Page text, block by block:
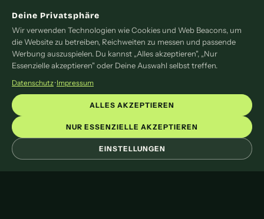
Redaktion
Pressemitteilung
Newsletter
LEGAL
Impressum
Datenschutz
Cookie-Einstellungen
Deine Privatsphäre
Wir verwenden Technologien wie Cookies und Web Beacons, um
die Website zu betreiben, Reichweiten zu messen und passende
Werbung auszuspielen. Du kannst „Alles akzeptieren", „Nur
Essenzielle akzeptieren" oder Deine Auswahl selbst treffen.
Datenschutz·Impressum
EINSTELLUNGEN
NUR ESSENZIELLE AKZEPTIEREN
ALLES AKZEPTIEREN